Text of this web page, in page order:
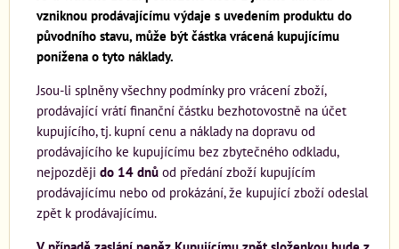
vzniknou prodávajícímu výdaje s uvedením produktu do
původního stavu, může být částka vrácená kupujícímu
ponížena o tyto náklady.
Jsou-li splněny všechny podmínky pro vrácení zboží,
prodávající vrátí finanční částku bezhotovostně na účet
kupujícího, tj. kupní cenu a náklady na dopravu od
prodávajícího ke kupujícímu bez zbytečného odkladu,
nejpozději do 14 dnů od předání zboží kupujícím
prodávajícímu nebo od prokázání, že kupující zboží odeslal
zpět k prodávajícímu.